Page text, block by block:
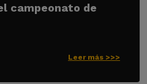
campeonato de
Leer más >>>